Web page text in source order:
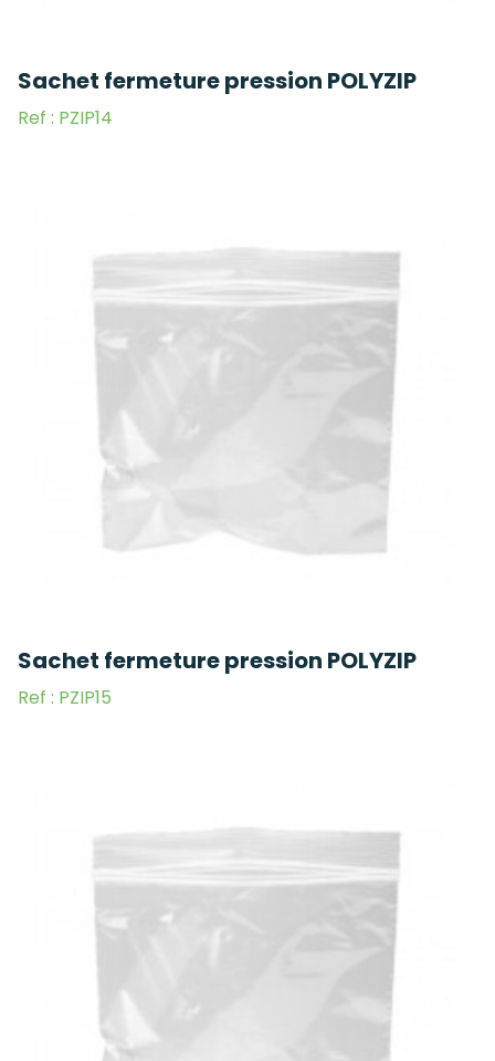
Sachet fermeture pression POLYZIP
Ref : PZIP14
Sachet fermeture pression POLYZIP
Ref : PZIP15